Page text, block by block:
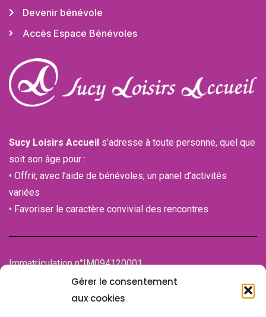
Gérer le consentement
aux cookies
Devenir bénévole
Accès Espace Bénévoles
Sucy Loisirs Accueil s’adresse à toute personne, quel que
soit son âge pour :
• Offrir, avec l’aide de bénévoles, un panel d’activités
variées
• Favoriser le caractère convivial des rencontres
Immatriculation n°IM094120001
de la Chambre des associations (CDA)
94100 SAINT-MAUR-DES-FOSSES